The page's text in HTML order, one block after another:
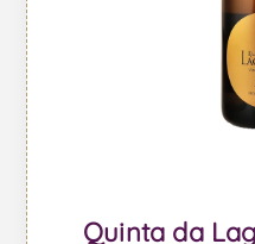
Quinta da